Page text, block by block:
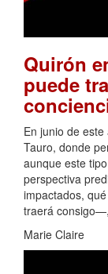
Quirón
puede
En junio de
Tauro, donde
aunque este
perspectiva
impactados,
traerá
Marie Claire